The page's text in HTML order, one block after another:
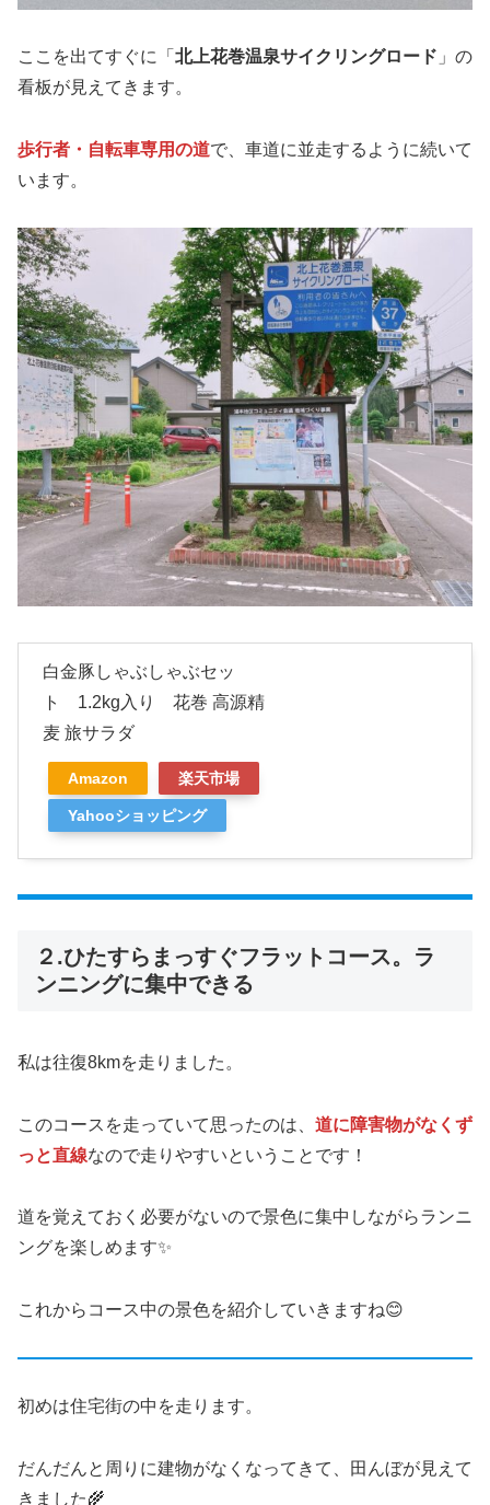
ここを出てすぐに「 北上花巻温泉サイクリングロード 」の
看板が見えてきます。
歩行者・自転車専用の道で、車道に並走するように続いて
います。
白金豚しゃぶしゃぶセッ
ト 1.2kg入り 花巻 高源精
麦 旅サラダ
Amazon 楽天市場
Yahooショッピング
２.ひたすらまっすぐフラットコース。ラ
ンニングに集中できる
私は往復8kmを走りました。
このコースを走っていて思ったのは、 道に障害物がなくず
っと直線なので走りやすいということです！
道を覚えておく必要がないので景色に集中しながらランニ
ングを楽しめます✨
これからコース中の景色を紹介していきますね😊
初めは住宅街の中を走ります。
だんだんと周りに建物がなくなってきて、田んぼが見えて
きました🌾